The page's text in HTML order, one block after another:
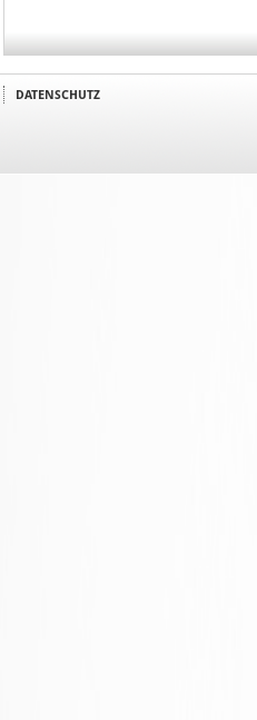
DATENSCHUTZ